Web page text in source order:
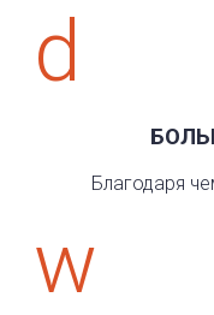
d
Благодаря
w